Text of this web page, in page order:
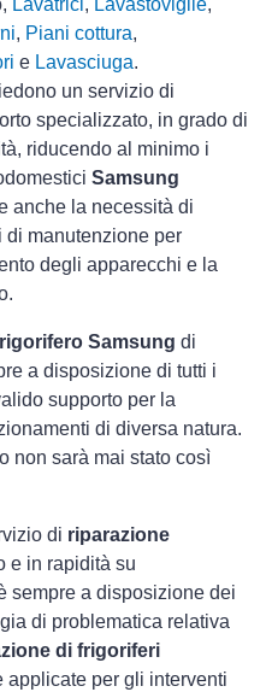
Lavatrici , Lavastoviglie,
, Piani cottura,
e Lavasciuga.
un servizio di
specializzato, in grado di
riducendo al minimo i
Samsung
anche la necessità di
di manutenzione per
degli apparecchi e la
Samsung di
a disposizione di tutti i
supporto per la
di diversa natura.
non sarà mai stato così
di riparazione
e in rapidità su
sempre a disposizione dei
di problematica relativa
di frigoriferi
applicate per gli interventi